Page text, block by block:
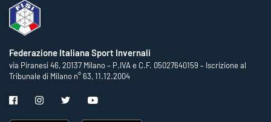
Federazione Italiana Sport Invernali
via Piranesi 46, 20137 Milano – P.IVA e C.F. 05027640159 – Iscrizione al
Tribunale di Milano n° 63, 11.12.2004